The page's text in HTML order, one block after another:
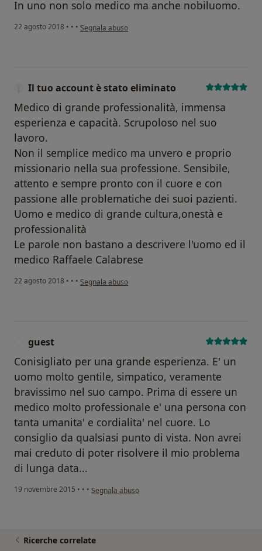
In uno non solo medico ma anche nobiluomo.
22 agosto 2018 • • • secondo l'opinione dell'utente Il tuo account è stato
Segnala abuso
Il tuo account è stato eliminato
Medico di grande professionalità, immensa
esperienza e capacità. Scrupoloso nel suo
lavoro.
Non il semplice medico ma unvero e proprio
missionario nella sua professione. Sensibile,
attento e sempre pronto con il cuore e con
passione alle problematiche dei suoi pazienti.
Uomo e medico di grande cultura,onestà e
professionalità
Le parole non bastano a descrivere l'uomo ed il
medico Raffaele Calabrese
22 agosto 2018 • • • secondo l'opinione dell'utente Il tuo account è stato
Segnala abuso
guest
Conisigliato per una grande esperienza. E' un
uomo molto gentile, simpatico, veramente
bravissimo nel suo campo. Prima di essere un
medico molto professionale e' una persona con
tanta umanita' e cordialita' nel cuore. Lo
consiglio da qualsiasi punto di vista. Non avrei
mai creduto di poter risolvere il mio problema
di lunga data...
19 novembre 2015 • • • secondo l'opinione dell'utente guest
Segnala abuso
Ricerche correlate